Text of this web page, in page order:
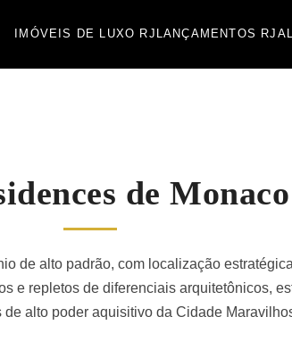
IMÓVEIS DE LUXO RJ LANÇAMENTOS RJ
de Monaco
de alto padrão, com localização
e repletos de diferenciais arquitetônicos,
alto poder aquisitivo da Cidade